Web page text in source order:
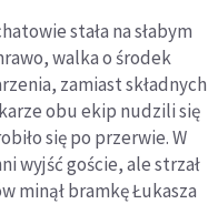
stała na słabym
walka o środek
zamiast składnych
obu ekip nudzili się
się po przerwie. W
wyjść goście, ale strzał
minął bramkę Łukasza